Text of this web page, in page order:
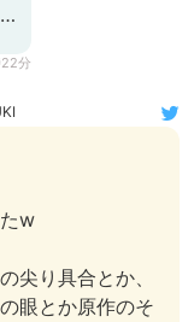
分
w
尖り具合とか、
眼とか原作のそ